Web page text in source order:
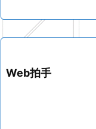
Web拍手